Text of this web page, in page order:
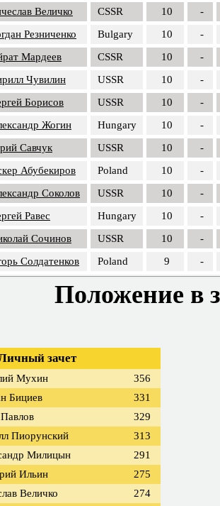
Величко CSSR 10
-
Резниченко Bulgary 10
-
Мардеев CSSR 10
-
Чувилин USSR 10
-
Борисов USSR 10
-
Жогин Hungary 10
-
Савчук USSR 10
-
Абубекиров Poland 10
-
Соколов USSR 10
-
Равес Hungary 10
-
Сочинов USSR 10
-
Солдатенков Poland 9 -
Положение в
зачет
Мухин
356
Бициев
331
329
Пиорунский
313
Милицын
291
Ильин
275
Величко
274